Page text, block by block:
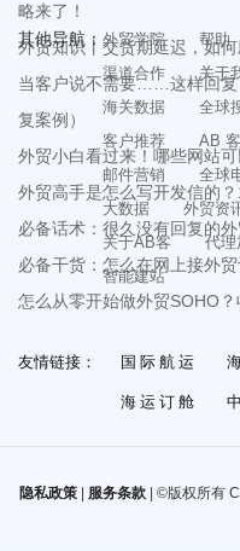
略来了！
外贸知识丨交货期延迟，如
当客户说不需要……这样回复
复案例）
外贸小白看过来！哪些网站
外贸高手是怎么写开发信的
必备话术：很久没有回复的
必备干货：怎么在网上接外
怎么从零开始做外贸SOHO？
其他导航： 外贸学院 帮助
渠道合作
关于
海关数据
全球
客户推荐
AB
邮件营销
全球
大数据
外贸资
关于AB客
代理
智能建站
友情链接： 国际航运
海运订舱
隐私政策| 服务条款| ©版权所有